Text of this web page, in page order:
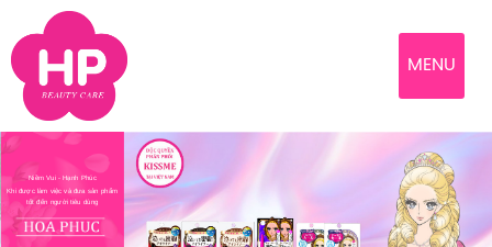
MENU
Niềm Vui - Hạnh Phúc
Khi được làm việc và đưa sản phẩm
tốt đến người tiêu dùng